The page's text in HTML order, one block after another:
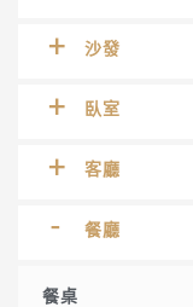
沙發
臥室
客廳
餐廳
餐桌